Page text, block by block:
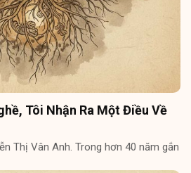
Tôi Nhận Ra Một Điều Về
Thị Vân Anh. Trong hơn 40 năm gắn